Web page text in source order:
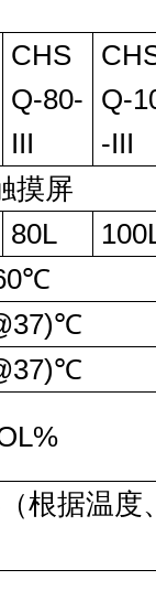
CHS
Q-80-
III
Q-
-III
摸屏
80L
根据温度